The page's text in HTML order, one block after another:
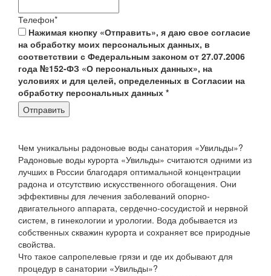
Телефон*
Нажимая кнопку «Отправить», я даю свое согласие
на обработку моих персональных данных, в
соответствии с Федеральным законом от 27.07.2006
года №152-ФЗ «О персональных данных», на
условиях и для целей, определенных в Согласии на
обработку персональных данных *
Отправить
Чем уникальны радоновые воды санатория «Увильды»?
Радоновые воды курорта «Увильды» считаются одними из
лучших в России благодаря оптимальной концентрации
радона и отсутствию искусственного обогащения. Они
эффективны для лечения заболеваний опорно-
двигательного аппарата, сердечно-сосудистой и нервной
систем, в гинекологии и урологии. Вода добывается из
собственных скважин курорта и сохраняет все природные
свойства.
Что такое сапропелевые грязи и где их добывают для
процедур в санатории «Увильды»?